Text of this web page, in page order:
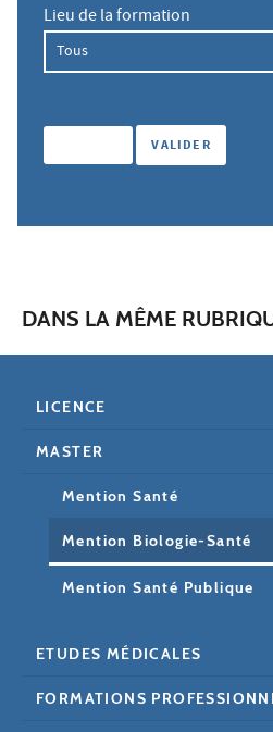
Lieu de la formation
DANS LA MÊME
LICENCE
MASTER
Mention Santé
Mention Biologie-Santé
Mention Santé Publique
ETUDES MÉDICALES
FORMATIONS